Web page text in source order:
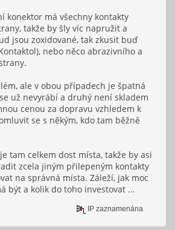
konektor má všechny kontakty
takže by šly víc napružit a
jsou zoxidované, tak zkusit buď
nebo něco abrazivního a
ale v obou případech je špatná
už nevyrábí a druhý není skladem
cenou za dopravu vzhledem k
se s někým, kdo tam běžně
tam celkem dost místa, takže by asi
zcela jiným přilepeným kontakty
na správná místa. Záleží, jak moc
být a kolik do toho investovat ...
IP zaznamenána